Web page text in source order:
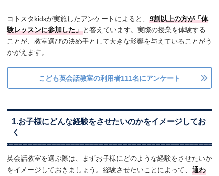
コトスタkidsが実施したアンケートによると、 9割以上の方が「体
験レッスンに参加した」と答えています。実際の授業を体験する
ことが、教室選びの決め手として大きな影響を与えていることがう
かがえます。
こども英会話教室の利用者111名にアンケート
1.お子様にどんな経験をさせたいのかをイメージしてお
く
英会話教室を選ぶ際は、まずお子様にどのような経験をさせたいか
をイメージしておきましょう。経験させたいことによって、 通わ